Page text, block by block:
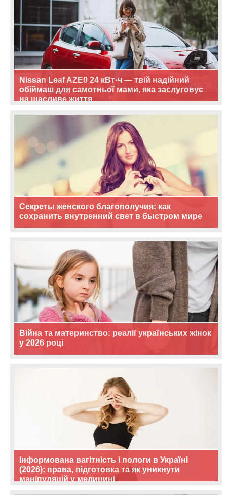
Nissan Leaf AZE0 24 кВт·ч — твій надійний
обіймаш для самотньої мами, яка заслуговує
на щасливе життя
Секреты женского благополучия: как
сохранить внутренний свет в быстром мире
Війна та материнство: реалії українських жінок
у 2026 році
Інформована вагітність і пологи в Україні
(2026): права, підготовка та як уникнути
маніпуляцій у медицині